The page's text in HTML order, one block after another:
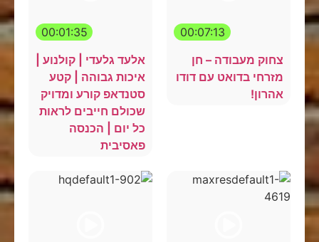
00:07:13
צחוק מעבודה – חן
מזרחי בדואט עם דודו
אהרון!
00:01:35
אלעד גלעדי | קולנוע |
איכות גבוהה | קטע
סטנדאפ קורע ומדויק
שכולם חייבים לראות
כל יום | הכנסה
פאסיבית